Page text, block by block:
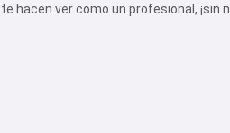
hacen ver como un profesional, ¡sin